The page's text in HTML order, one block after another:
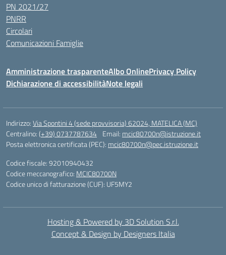
PN 2021/27
PNRR
Circolari
Comunicazioni Famiglie
Amministrazione trasparenteAlbo OnlinePrivacy Policy
Dichiarazione di accessibilitàNote legali
Indirizzo:Via Spontini 4 (sede provvisoria) 62024, MATELICA (MC)
Centralino:(+39) 0737787634 Email: mcic80700n@istruzione.it
Posta elettronica certificata (PEC): mcic80700n@pec.istruzione.it
Codice fiscale: 92010940432
Codice meccanografico: MCIC80700N
Codice unico di fatturazione (CUF): UF5MY2
Hosting & Powered by 3D Solution S.r.l.
Concept & Design by Designers Italia